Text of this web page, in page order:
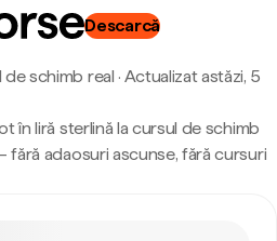
Descarcă
de schimb real · Actualizat astăzi, 5
în liră sterlină la cursul de schimb
fără adaosuri ascunse, fără cursuri